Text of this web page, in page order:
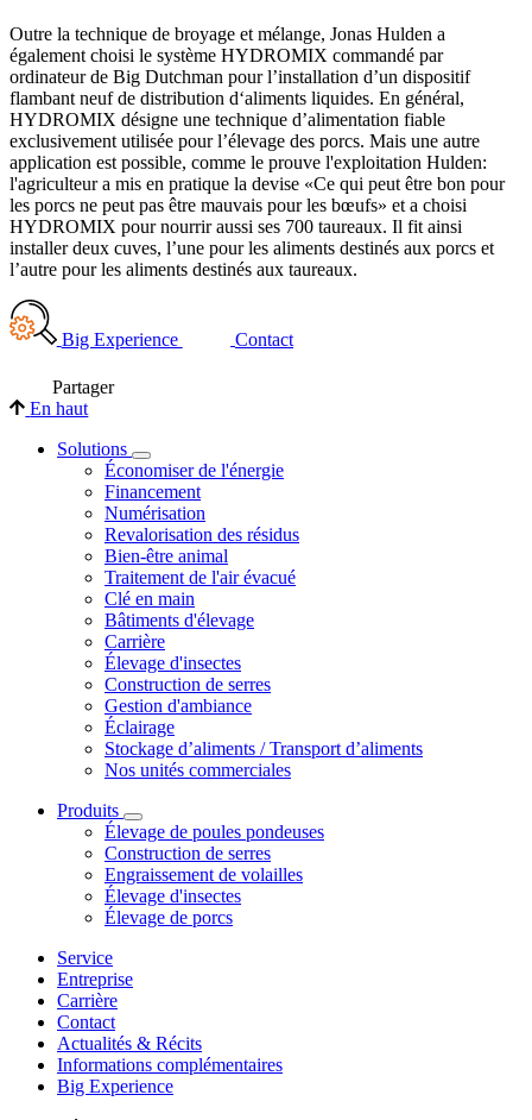
Outre la technique de broyage et mélange, Jonas Hulden a
également choisi le système HYDROMIX commandé par
ordinateur de Big Dutchman pour l’installation d’un dispositif
flambant neuf de distribution d‘aliments liquides. En général,
HYDROMIX désigne une technique d’alimentation fiable
exclusivement utilisée pour l’élevage des porcs. Mais une autre
application est possible, comme le prouve l'exploitation Hulden:
l'agriculteur a mis en pratique la devise «Ce qui peut être bon pour
les porcs ne peut pas être mauvais pour les bœufs» et a choisi
HYDROMIX pour nourrir aussi ses 700 taureaux. Il fit ainsi
installer deux cuves, l’une pour les aliments destinés aux porcs et
l’autre pour les aliments destinés aux taureaux.
Big Experience Contact
Partager
En haut
Solutions
Économiser de l'énergie
Financement
Numérisation
Revalorisation des résidus
Bien-être animal
Traitement de l'air évacué
Clé en main
Bâtiments d'élevage
Carrière
Élevage d'insectes
Construction de serres
Gestion d'ambiance
Éclairage
Stockage d’aliments / Transport d’aliments
Nos unités commerciales
Produits
Élevage de poules pondeuses
Construction de serres
Engraissement de volailles
Élevage d'insectes
Élevage de porcs
Service
Entreprise
Carrière
Contact
Actualités & Récits
Informations complémentaires
Big Experience